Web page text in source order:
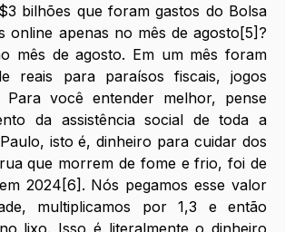
bilhões que foram gastos do Bolsa
online apenas no mês de agosto[5]?
mês de agosto. Em um mês foram
reais para paraísos fiscais, jogos
Para você entender melhor, pense
da assistência social de toda a
isto é, dinheiro para cuidar dos
que morrem de fome e frio, foi de
2024[6]. Nós pegamos esse valor
multiplicamos por 1,3 e então
lixo. Isso é literalmente o dinheiro